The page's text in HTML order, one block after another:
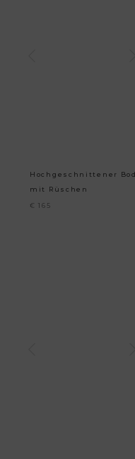
Hochgeschnittener
mit Rüschen
€ 165